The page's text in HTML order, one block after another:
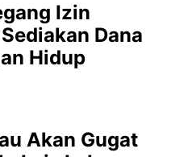
Izin
Dana
Hidup
Akan Gugat